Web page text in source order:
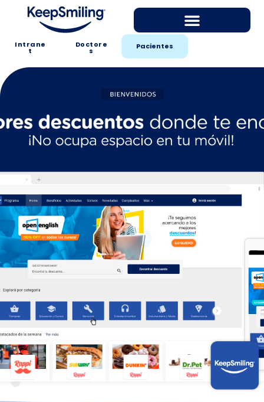
Intrane
t
Doctore
s Pacientes